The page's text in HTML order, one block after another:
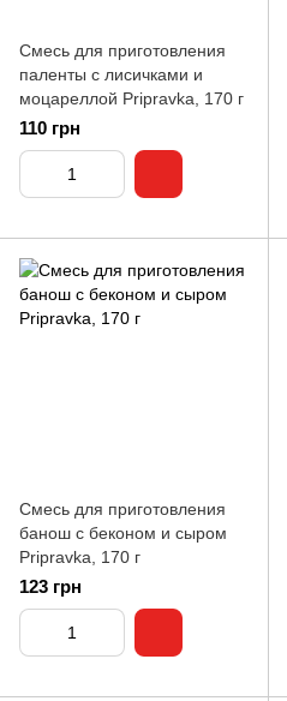
Смесь для приготовления
паленты с лисичками и
моцареллой Pripravka, 170 г
110 грн
Смесь для приготовления
банош с беконом и сыром
Pripravka, 170 г
123 грн